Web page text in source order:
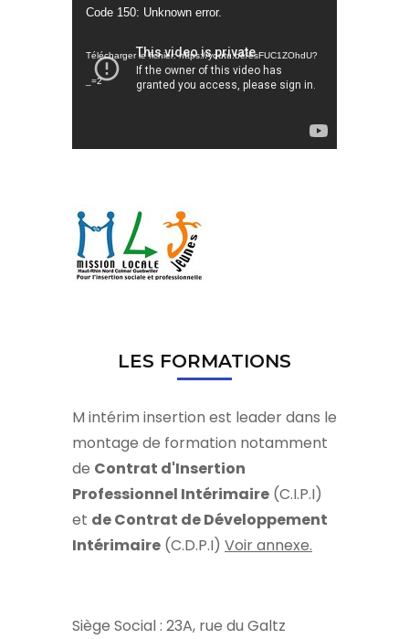
Lecteur
Code 150: Unknown error.
Télécharger le fichier: https://youtu.be/esFUC1ZOhdU?
_=2
LES FORMATIONS
M intérim insertion est leader dans le
montage de formation notamment
de Contrat d'Insertion
Professionnel Intérimaire (C.I.P.I)
et de Contrat de Développement
Intérimaire (C.D.P.I) Voir annexe.
Siège Social : 23A, rue du Galtz